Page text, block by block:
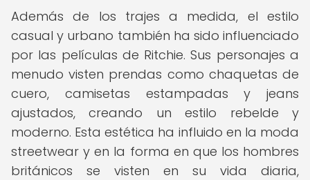
Además de los trajes a medida, el estilo
casual y urbano también ha sido influenciado
por las películas de Ritchie. Sus personajes a
menudo visten prendas como chaquetas de
cuero, camisetas estampadas y jeans
ajustados, creando un estilo rebelde y
moderno. Esta estética ha influido en la moda
streetwear y en la forma en que los hombres
británicos se visten en su vida diaria,